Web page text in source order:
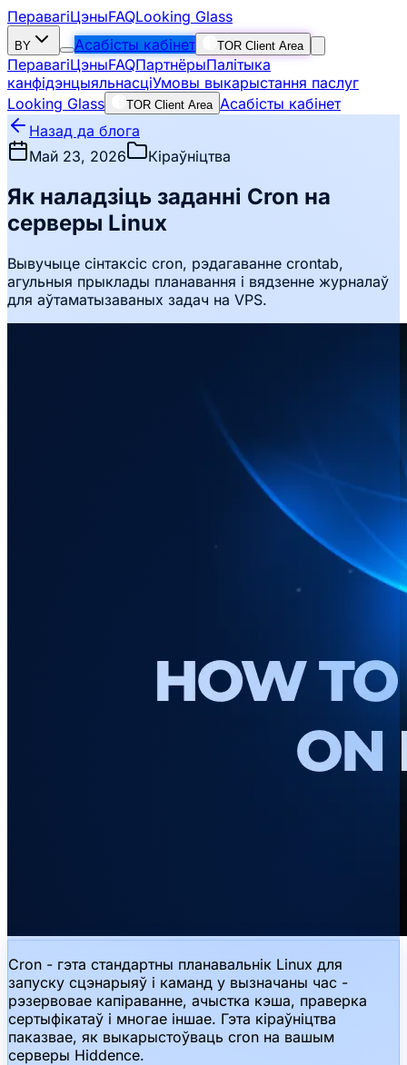
ПеравагіЦэныFAQLooking Glass
BY Асабісты кабінет TOR Client Area
ПеравагіЦэныFAQПартнёрыПалітыка
канфідэнцыяльнасціУмовы выкарыстання паслуг
Looking Glass
TOR Client Area Асабісты кабінет
Назад да блога
Май 23, 2026
Кіраўніцтва
Як наладзіць заданні Cron на
серверы Linux
Вывучыце сінтаксіс cron, рэдагаванне crontab,
агульныя прыклады планавання і вядзенне журналаў
для аўтаматызаваных задач на VPS.
Cron - гэта стандартны планавальнік Linux для
запуску сцэнарыяў і каманд у вызначаны час -
рэзервовае капіраванне, ачыстка кэша, праверка
сертыфікатаў і многае іншае. Гэта кіраўніцтва
паказвае, як выкарыстоўваць cron на вашым
серверы Hiddence.